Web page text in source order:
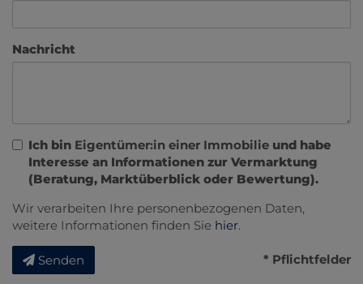
Nachricht
Ich bin Eigentümer:in einer Immobilie und habe
Interesse an Informationen zur Vermarktung
(Beratung, Marktüberblick oder Bewertung).
Wir verarbeiten Ihre personenbezogenen Daten,
weitere Informationen finden Sie hier.
Senden * Pflichtfelder